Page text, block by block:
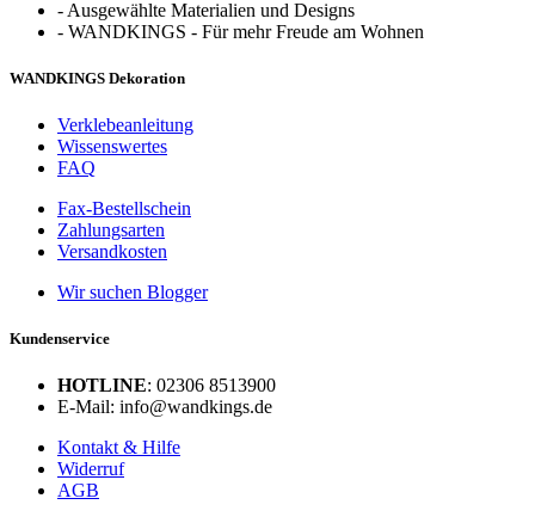
- Ausgewählte Materialien und Designs
- WANDKINGS - Für mehr Freude am Wohnen
WANDKINGS Dekoration
Verklebeanleitung
Wissenswertes
FAQ
Fax-Bestellschein
Zahlungsarten
Versandkosten
Wir suchen Blogger
Kundenservice
HOTLINE: 02306 8513900
E-Mail: info@wandkings.de
Kontakt & Hilfe
Widerruf
AGB